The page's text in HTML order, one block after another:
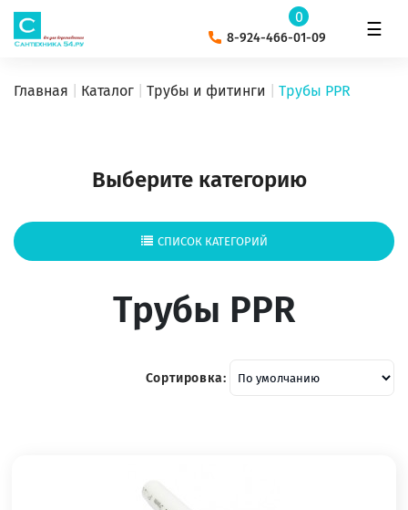
0
8-924-466-01-09 ☰
Главная Каталог Трубы и фитинги Трубы PPR
Выберите категорию
СПИСОК КАТЕГОРИЙ
Трубы PPR
Сортировка: